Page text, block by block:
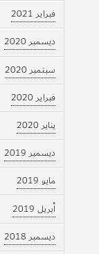
فبراير 2021
ديسمبر 2020
سبتمبر 2020
فبراير 2020
يناير 2020
ديسمبر 2019
مايو 2019
أبريل 2019
ديسمبر 2018